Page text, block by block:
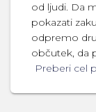
od ljudi. Da
pokazati
odpremo
občutek, da
Preberi cel